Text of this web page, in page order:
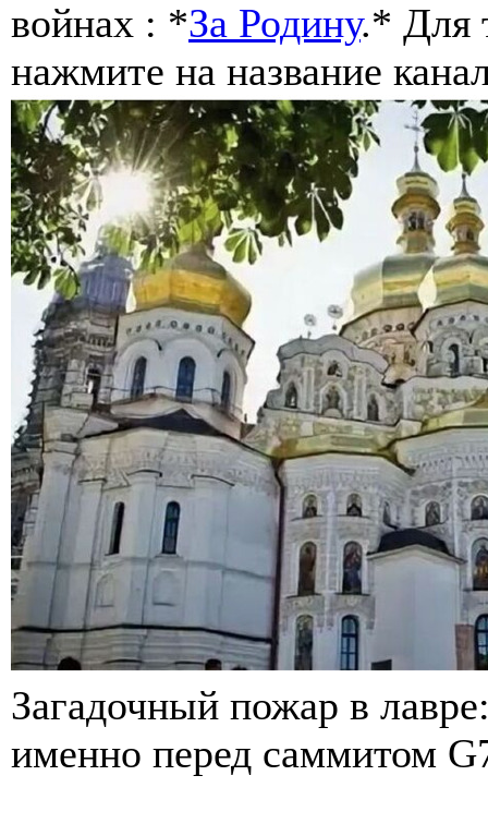
войнах : *За Родину.* Для
нажмите на название
Загадочный пожар в
именно перед саммитом